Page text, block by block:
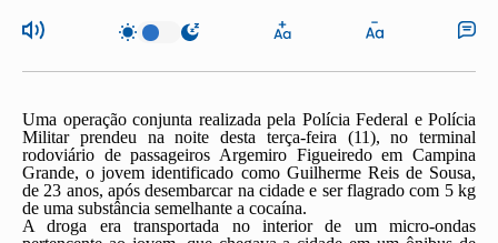
Uma operação conjunta realizada pela Polícia Federal e Polícia
Militar prendeu na noite desta terça-feira (11), no terminal
rodoviário de passageiros Argemiro Figueiredo em Campina
Grande, o jovem identificado como Guilherme Reis de Sousa,
de 23 anos, após desembarcar na cidade e ser flagrado com 5 kg
de uma substância semelhante a cocaína.
A droga era transportada no interior de um micro-ondas